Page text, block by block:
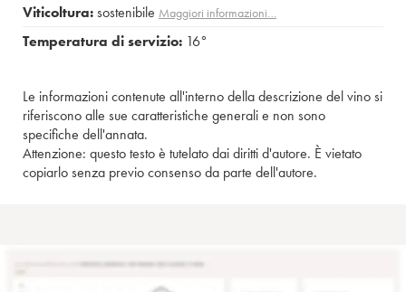
Viticoltura:sostenibile Maggiori informazioni…
Temperatura di servizio: 16°
Le informazioni contenute all'interno della descrizione del vino si
riferiscono alle sue caratteristiche generali e non sono
specifiche dell'annata.
Attenzione: questo testo è tutelato dai diritti d'autore. È vietato
copiarlo senza previo consenso da parte dell'autore.